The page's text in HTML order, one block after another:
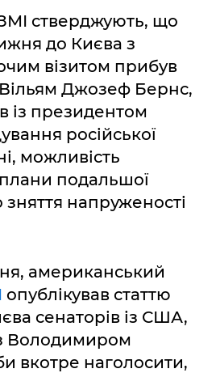
стверджують, що
до Києва з
візитом прибув
Джозеф Бернс,
із президентом
російської
можливість
подальшої
зняття напруженості
американський
опублікував статтю
сенаторів із США,
з Володимиром
вкотре наголосити,